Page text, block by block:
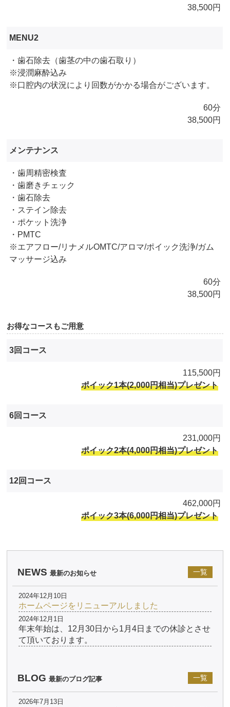
38,500円
MENU2
・歯石除去（歯茎の中の歯石取り）
※浸潤麻酔込み
※口腔内の状況により回数がかかる場合がございます。
60分
38,500円
メンテナンス
・歯周精密検査
・歯磨きチェック
・歯石除去
・ステイン除去
・ポケット洗浄
・PMTC
※エアフロー/リナメルOMTC/アロマ/ポイック洗浄/ガム
マッサージ込み
60分
38,500円
お得なコースもご用意
3回コース
115,500円
ポイック1本(2,000円相当)プレゼント
6回コース
231,000円
ポイック2本(4,000円相当)プレゼント
12回コース
462,000円
ポイック3本(6,000円相当)プレゼント
NEWS 最新のお知らせ 一覧
2024年12月10日
ホームページをリニューアルしました
2024年12月1日
年末年始は、12月30日から1月4日までの休診とさせ
て頂いております。
BLOG 最新のブログ記事 一覧
2026年7月13日